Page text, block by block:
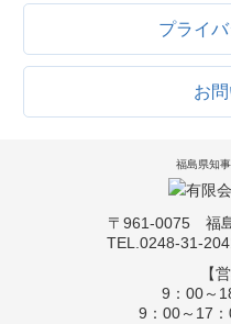
プライ
お
福島県知
〒961-0075 福
TEL.0248-31-
【
9：00～
9：00～17：